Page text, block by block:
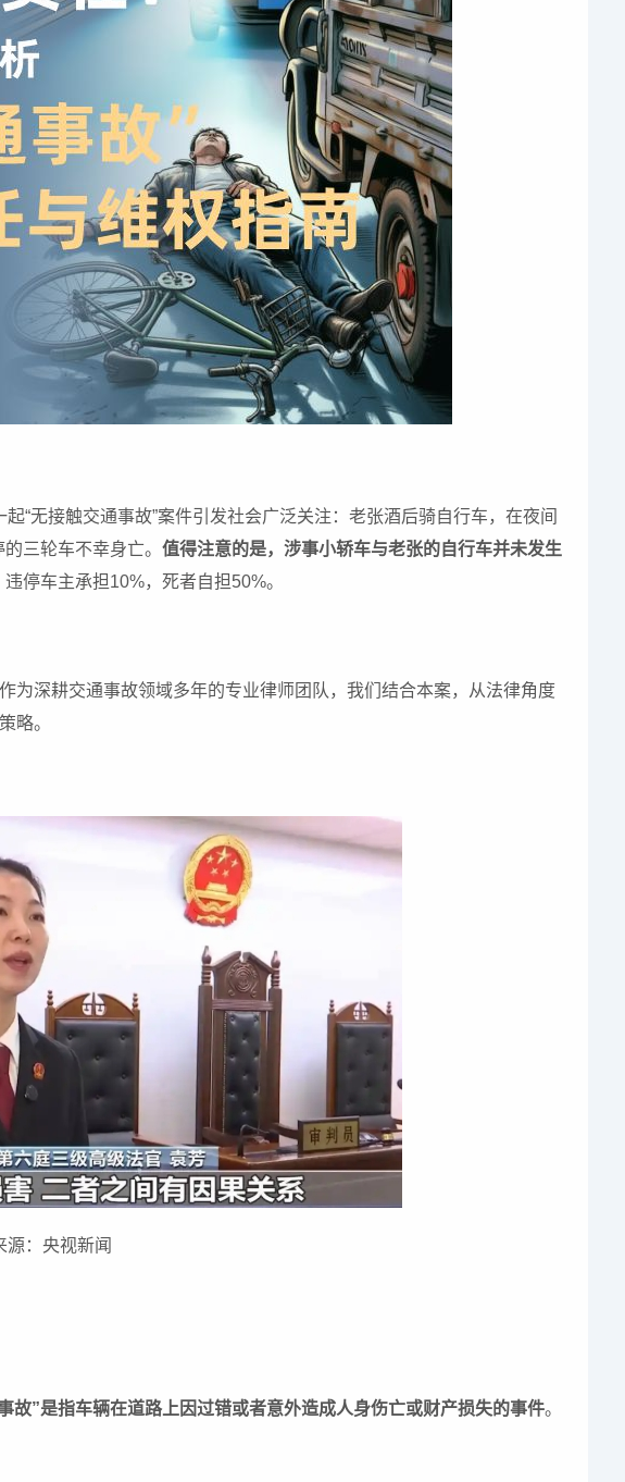
“无接触交通事故”案件引发社会广泛关注：老张酒后骑自行车，在夜间
三轮车不幸身亡。 值得注意的是，涉事小轿车与老张的自行车并未发生
停车主承担10%，死者自担50%。
为深耕交通事故领域多年的专业律师团队，我们结合本案，从法律角度
略。
源：央视新闻
故”是指车辆在道路上因过错或者意外造成人身伤亡或财产损失的事件。